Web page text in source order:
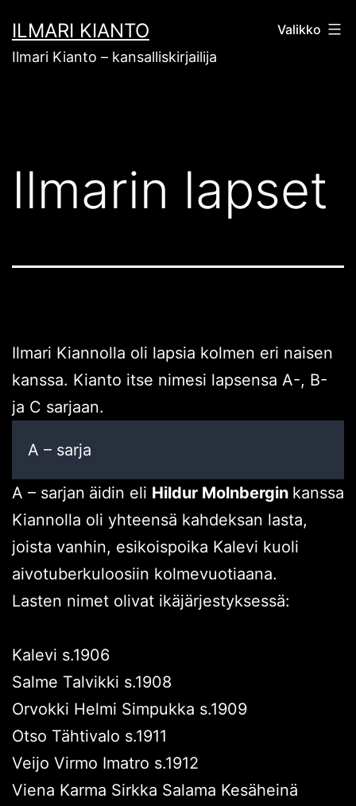
sisältöön
ILMARI KIANTO
Ilmari Kianto – kansalliskirjailija
Valikko
Ilmarin lapset
Ilmari Kiannolla oli lapsia kolmen eri naisen
kanssa. Kianto itse nimesi lapsensa A-, B-
ja C sarjaan.
A – sarja
A – sarjan äidin eli Hildur Molnbergin kanssa
Kiannolla oli yhteensä kahdeksan lasta,
joista vanhin, esikoispoika Kalevi kuoli
aivotuberkuloosiin kolmevuotiaana.
Lasten nimet olivat ikäjärjestyksessä:
Kalevi s.1906
Salme Talvikki s.1908
Orvokki Helmi Simpukka s.1909
Otso Tähtivalo s.1911
Veijo Virmo Imatro s.1912
Viena Karma Sirkka Salama Kesäheinä